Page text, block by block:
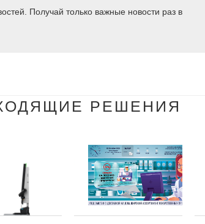
Получай только важные новости раз в
РЕШЕНИЯ